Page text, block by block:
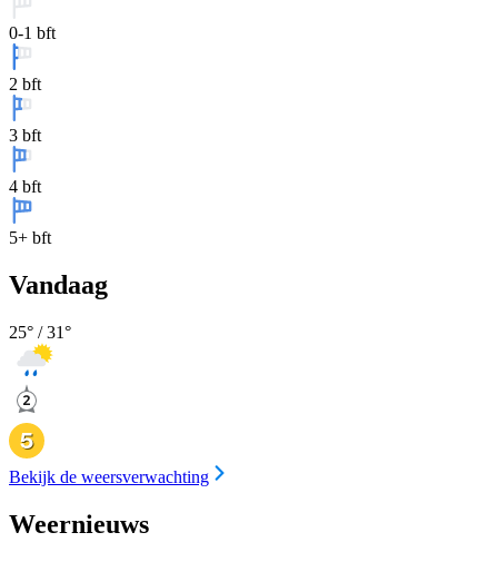
0-1 bft
2 bft
3 bft
4 bft
5+ bft
Vandaag
25° /31°
Bekijk de weersverwachting
Weernieuws